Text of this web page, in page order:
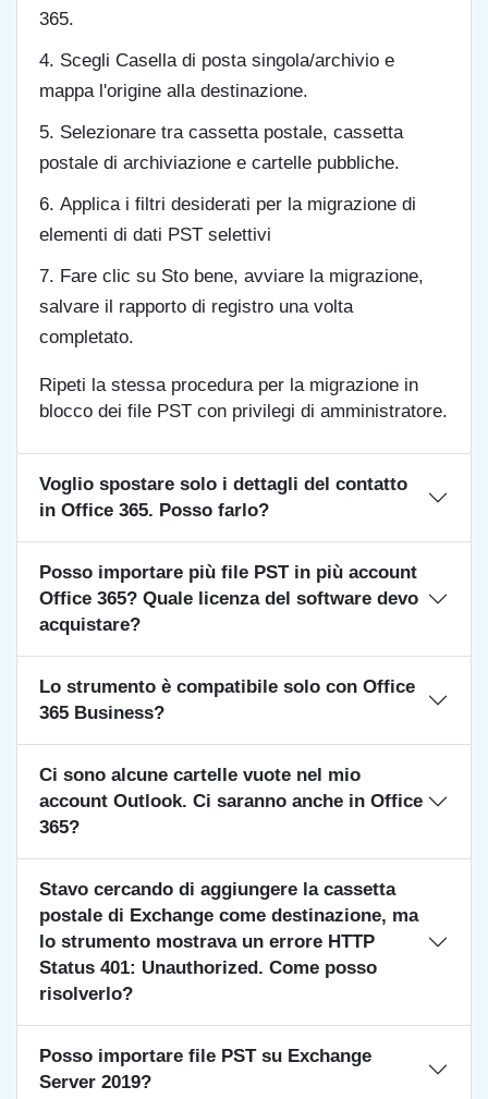
365.
Scegli Casella di posta singola/archivio e
mappa l'origine alla destinazione.
Selezionare tra cassetta postale, cassetta
postale di archiviazione e cartelle pubbliche.
Applica i filtri desiderati per la migrazione di
elementi di dati PST selettivi
Fare clic su Sto bene, avviare la migrazione,
salvare il rapporto di registro una volta
completato.
Ripeti la stessa procedura per la migrazione in
blocco dei file PST con privilegi di amministratore.
Voglio spostare solo i dettagli del contatto
in Office 365. Posso farlo?
Posso importare più file PST in più account
Office 365? Quale licenza del software devo
acquistare?
Lo strumento è compatibile solo con Office
365 Business?
Ci sono alcune cartelle vuote nel mio
account Outlook. Ci saranno anche in Office
365?
Stavo cercando di aggiungere la cassetta
postale di Exchange come destinazione, ma
lo strumento mostrava un errore HTTP
Status 401: Unauthorized. Come posso
risolverlo?
Posso importare file PST su Exchange
Server 2019?